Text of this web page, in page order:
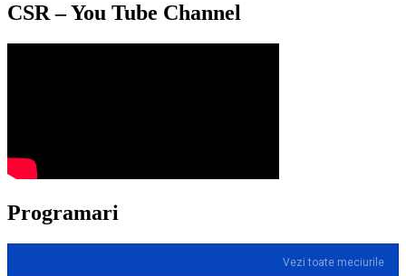
CSR – You Tube Channel
Programari
Vezi toate meciurile